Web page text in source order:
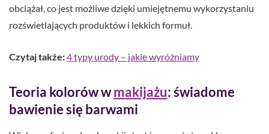
obciążał, co jest możliwe dzięki umiejętnemu wykorzystaniu
rozświetlających produktów i lekkich formuł.
Czytaj także:4 typy urody – jakie wyróżniamy
Teoria kolorów wmakijażu: świadome
bawienie się barwami